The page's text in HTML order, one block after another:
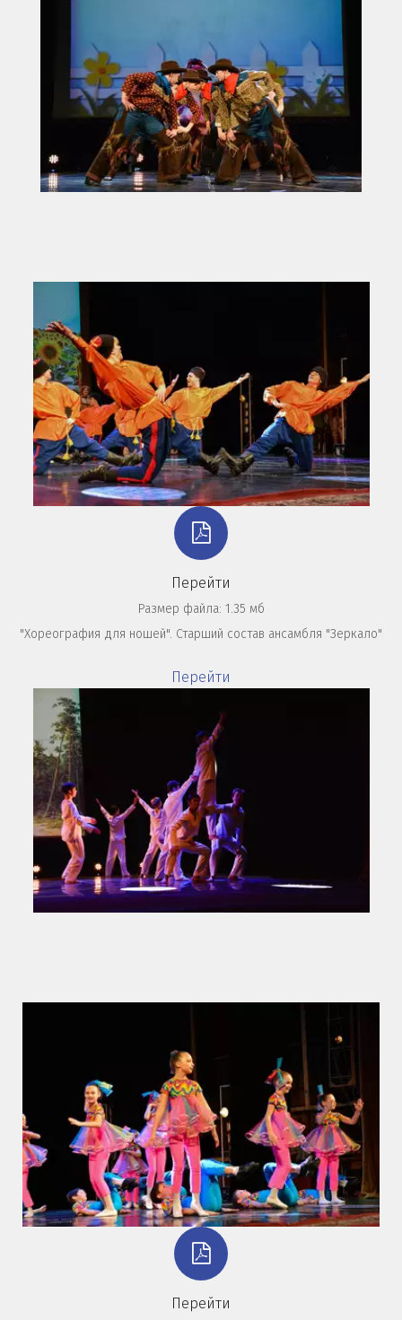
Перейти
Размер файла: 1.35 мб
"Хореография для ношей". Старший состав ансамбля "Зеркало"
Перейти
Перейти